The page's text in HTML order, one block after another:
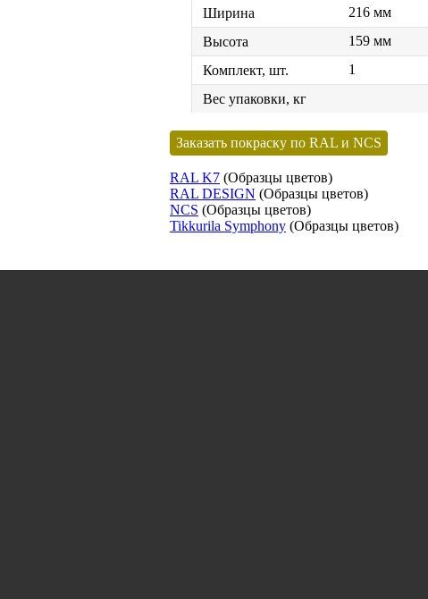
Ширина
216 мм
Высота
159 мм
Комплект, шт.
1
Вес упаковки, кг
Заказать покраску по RAL и NCS
RAL K7 (Образцы цветов)
RAL DESIGN (Образцы цветов)
NCS (Образцы цветов)
Tikkurila Symphony (Образцы цветов)